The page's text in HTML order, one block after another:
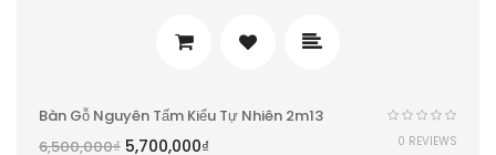
Bàn Gỗ Nguyên Tấm Kiểu Tự Nhiên 2m13
6,500,000₫ 5,700,000₫ 0 REVIEWS